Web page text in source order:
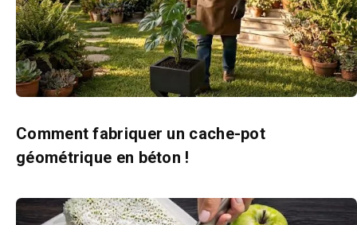
Comment fabriquer un cache-pot
géométrique en béton !